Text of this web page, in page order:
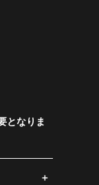
となりま